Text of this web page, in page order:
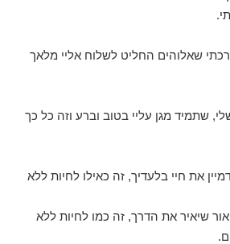
שאלוהים החליט לשלוח אליי מלאך
שתמיד מגן עליי בטוב וברע וזה כל כך
את חיי בלעדיך, זה כאילו לחיות ללא
שיאיר את הדרך, זה כמו לחיות ללא